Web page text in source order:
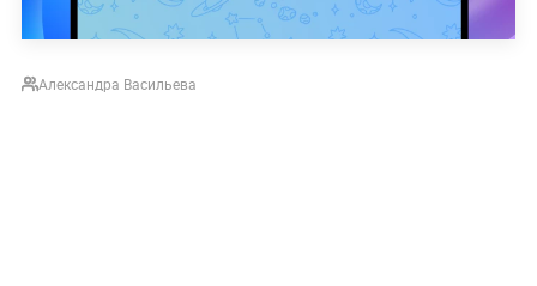
Александра Васильева